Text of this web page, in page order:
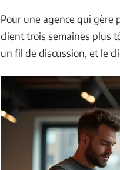
Pour une agence qui
client trois semaines plus
un fil de discussion, et le